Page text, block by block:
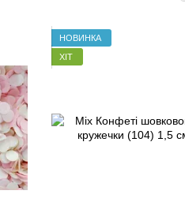
НОВИНКА
ХІТ